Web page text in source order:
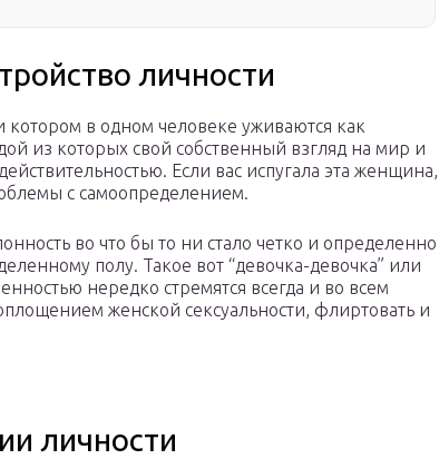
личности
котором в одном человеке уживаются как
из которых свой собственный взгляд на мир и
Если вас испугала эта женщина,
с самоопределением.
во что бы то ни стало четко и определенно
полу. Такое вот “девочка-девочка” или
нередко стремятся всегда и во всем
женской сексуальности, флиртовать и
личности